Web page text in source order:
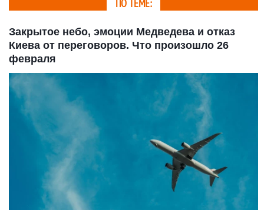
ПО ТЕМЕ:
Закрытое небо, эмоции Медведева и отказ
Киева от переговоров. Что произошло 26
февраля